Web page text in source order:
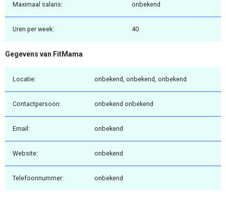
Maximaal salaris: onbekend
Uren per week: 40
Gegevens van FitMama
Locatie: onbekend, onbekend, onbekend
Contactpersoon: onbekend onbekend
Email: onbekend
Website: onbekend
Telefoonnummer: onbekend